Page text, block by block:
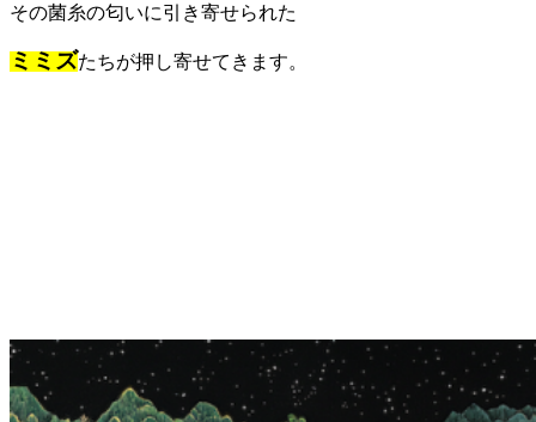
その菌糸の匂いに引き寄せられた
ミミズたちが押し寄せてきます。